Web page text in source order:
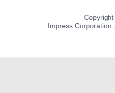
Impress Corporation.